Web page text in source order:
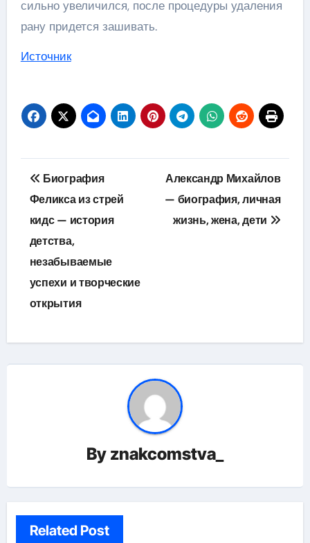
сильно увеличился, после процедуры удаления
рану придется зашивать.
Источник
Навигация
по
записям
Биография
Феликса из стрей
кидс — история
детства,
незабываемые
успехи и творческие
открытия
Александр Михайлов
— биография, личная
жизнь, жена, дети
By znakcomstva_
Related Post